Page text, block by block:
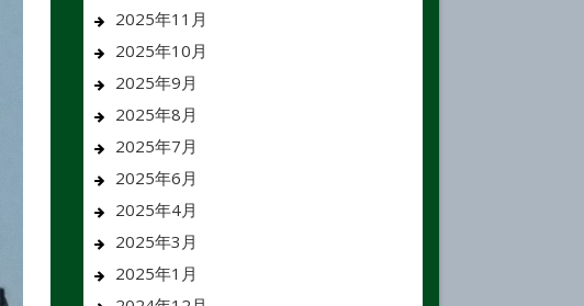
2025年11月
2025年10月
2025年9月
2025年8月
2025年7月
2025年6月
2025年4月
2025年3月
2025年1月